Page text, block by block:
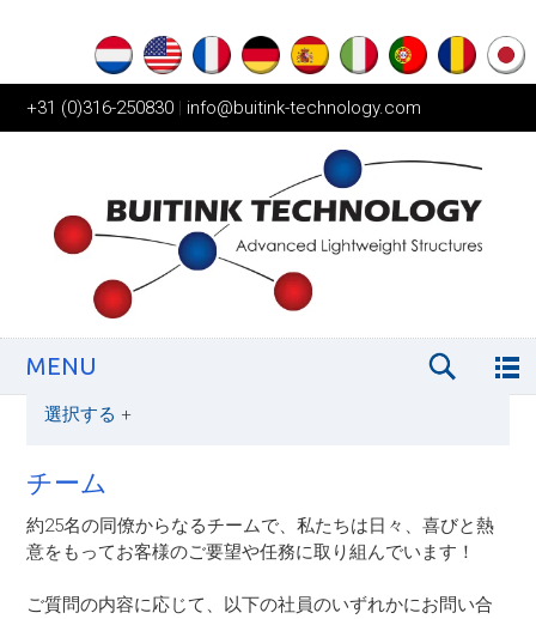
+31 (0)316-250830 | info@buitink-technology.com
MENU
選択する +
チーム
約25名の同僚からなるチームで、私たちは日々、喜びと熱
意をもってお客様のご要望や任務に取り組んでいます！
ご質問の内容に応じて、以下の社員のいずれかにお問い合